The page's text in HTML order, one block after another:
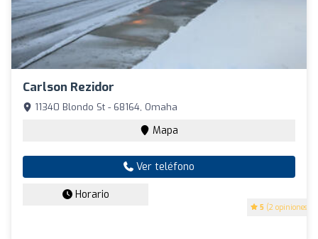
Carlson Rezidor
5 (2 opiniones)
11340 Blondo St - 68164, Omaha
Mapa
Ver teléfono
Horario